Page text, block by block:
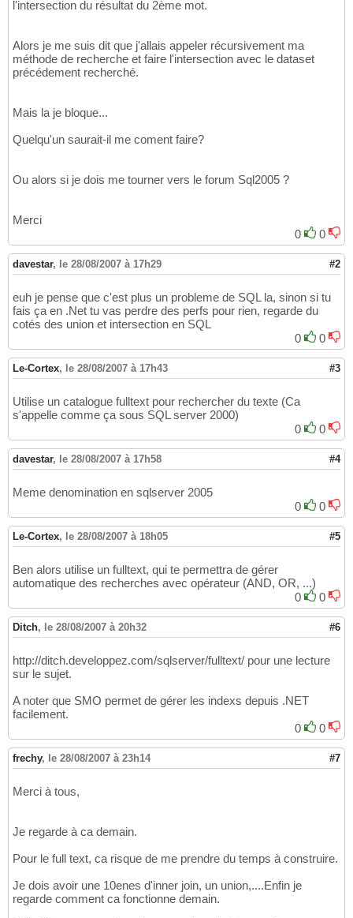
l'intersection du résultat du 2ème mot.
Alors je me suis dit que j'allais appeler récursivement ma
méthode de recherche et faire l'intersection avec le dataset
précédement recherché.
Mais la je bloque...
Quelqu'un saurait-il me coment faire?
Ou alors si je dois me tourner vers le forum Sql2005 ?
Merci
0
0
davestar, le 28/08/2007 à 17h29 #2
euh je pense que c'est plus un probleme de SQL la, sinon si tu
fais ça en .Net tu vas perdre des perfs pour rien, regarde du
cotés des union et intersection en SQL
0
0
Le-Cortex, le 28/08/2007 à 17h43 #3
Utilise un catalogue fulltext pour rechercher du texte (Ca
s'appelle comme ça sous SQL server 2000)
0
0
davestar, le 28/08/2007 à 17h58 #4
Meme denomination en sqlserver 2005
0
0
Le-Cortex, le 28/08/2007 à 18h05 #5
Ben alors utilise un fulltext, qui te permettra de gérer
automatique des recherches avec opérateur (AND, OR, ...)
0
0
Ditch, le 28/08/2007 à 20h32 #6
http://ditch.developpez.com/sqlserver/fulltext/ pour une lecture
sur le sujet.
A noter que SMO permet de gérer les indexs depuis .NET
facilement.
0
0
frechy, le 28/08/2007 à 23h14 #7
Merci à tous,
Je regarde à ca demain.
Pour le full text, ca risque de me prendre du temps à construire.
Je dois avoir une 10enes d'inner join, un union,....Enfin je
regarde comment ca fonctionne demain.